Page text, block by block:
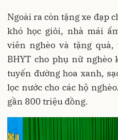
Ngoài ra còn tặng xe đạp
khó học giỏi, nhà mái
viên nghèo và tặng
BHYT cho phụ nữ
tuyến đường hoa xanh,
lọc nước cho các hộ
gần 800 triệu đồng.